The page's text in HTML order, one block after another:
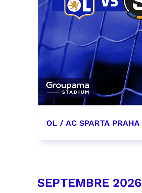
OL / AC SPARTA PRAHA
SEPTEMBRE 2026